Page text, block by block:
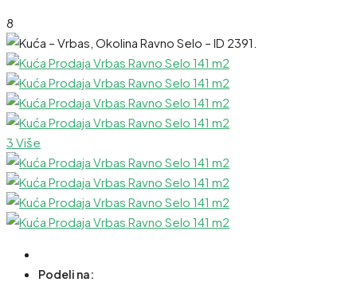
8
3 Više
Podeli na: